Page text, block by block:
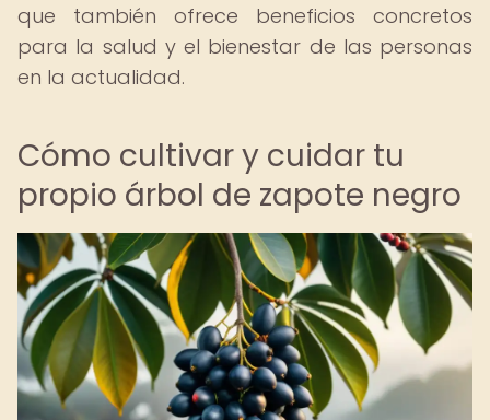
que también ofrece beneficios concretos
para la salud y el bienestar de las personas
en la actualidad.
Cómo cultivar y cuidar tu
propio árbol de zapote negro